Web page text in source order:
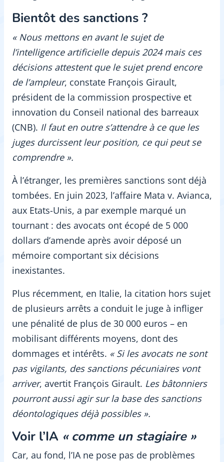
Bientôt des sanctions ?
« Nous mettons en avant le sujet de
l’intelligence artificielle depuis 2024 mais ces
décisions attestent que le sujet prend encore
de l’ampleur, constate François Girault,
président de la commission prospective et
innovation du Conseil national des barreaux
(CNB). Il faut en outre s’attendre à ce que les
juges durcissent leur position, ce qui peut se
comprendre ».
À l’étranger, les premières sanctions sont déjà
tombées. En juin 2023, l’affaire Mata v. Avianca,
aux Etats-Unis, a par exemple marqué un
tournant : des avocats ont écopé de 5 000
dollars d’amende après avoir déposé un
mémoire comportant six décisions
inexistantes.
Plus récemment, en Italie, la citation hors sujet
de plusieurs arrêts a conduit le juge à infliger
une pénalité de plus de 30 000 euros – en
mobilisant différents moyens, dont des
dommages et intérêts. « Si les avocats ne sont
pas vigilants, des sanctions pécuniaires vont
arriver, avertit François Girault. Les bâtonniers
pourront aussi agir sur la base des sanctions
déontologiques déjà possibles ».
Voir l’IA « comme un stagiaire»
Car, au fond, l’IA ne pose pas de problèmes